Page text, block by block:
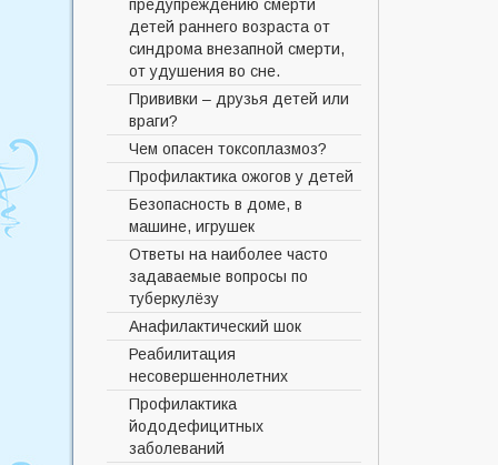
Основные цели
диспансеризации
Кабинет медико-социальной
поддержки беременных
женщин, оказавшихся в
трудной жизненной ситуации
Вымогательство
борьбы против рака
предупреждению смерти
детей раннего возраста от
синдрома внезапной смерти,
от удушения во сне.
Прививки – друзья детей или
враги?
Чем опасен токсоплазмоз?
Профилактика ожогов у детей
Безопасность в доме, в
машине, игрушек
Ответы на наиболее часто
задаваемые вопросы по
туберкулёзу
Анафилактический шок
Реабилитация
несовершеннолетних
Профилактика
йододефицитных
заболеваний